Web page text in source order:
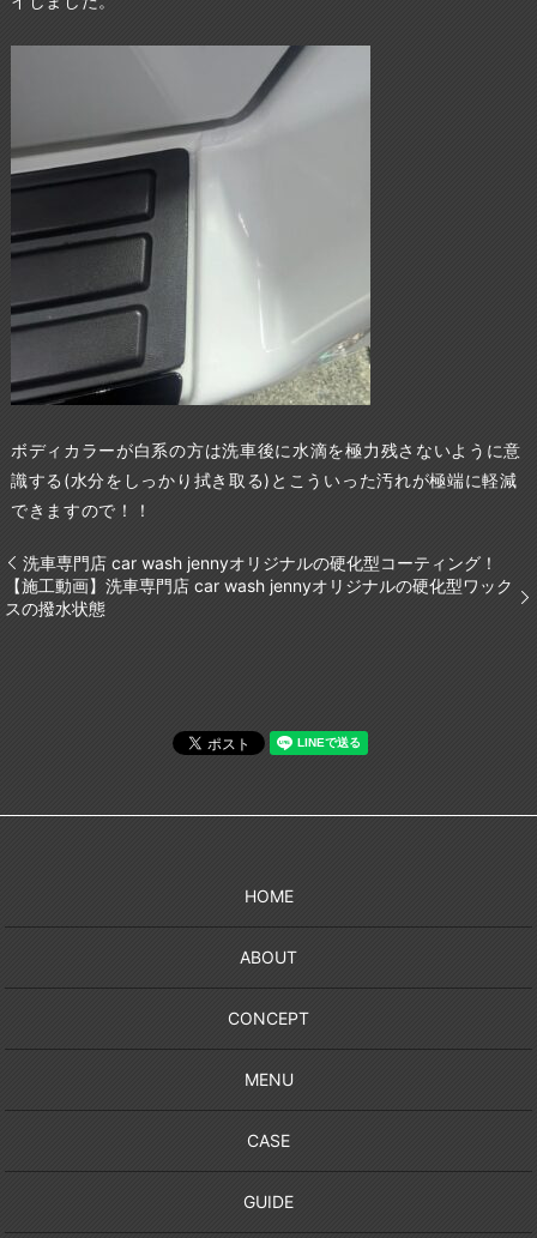
ボディカラーが白系の方は洗車後に水滴を極力残さないように意
識する(水分をしっかり拭き取る)とこういった汚れが極端に軽減
できますので！！
洗車専門店 car wash jennyオリジナルの硬化型コーティング！
【施工動画】洗車専門店 car wash jennyオリジナルの硬化型ワック
スの撥水状態
HOME
ABOUT
CONCEPT
MENU
CASE
GUIDE